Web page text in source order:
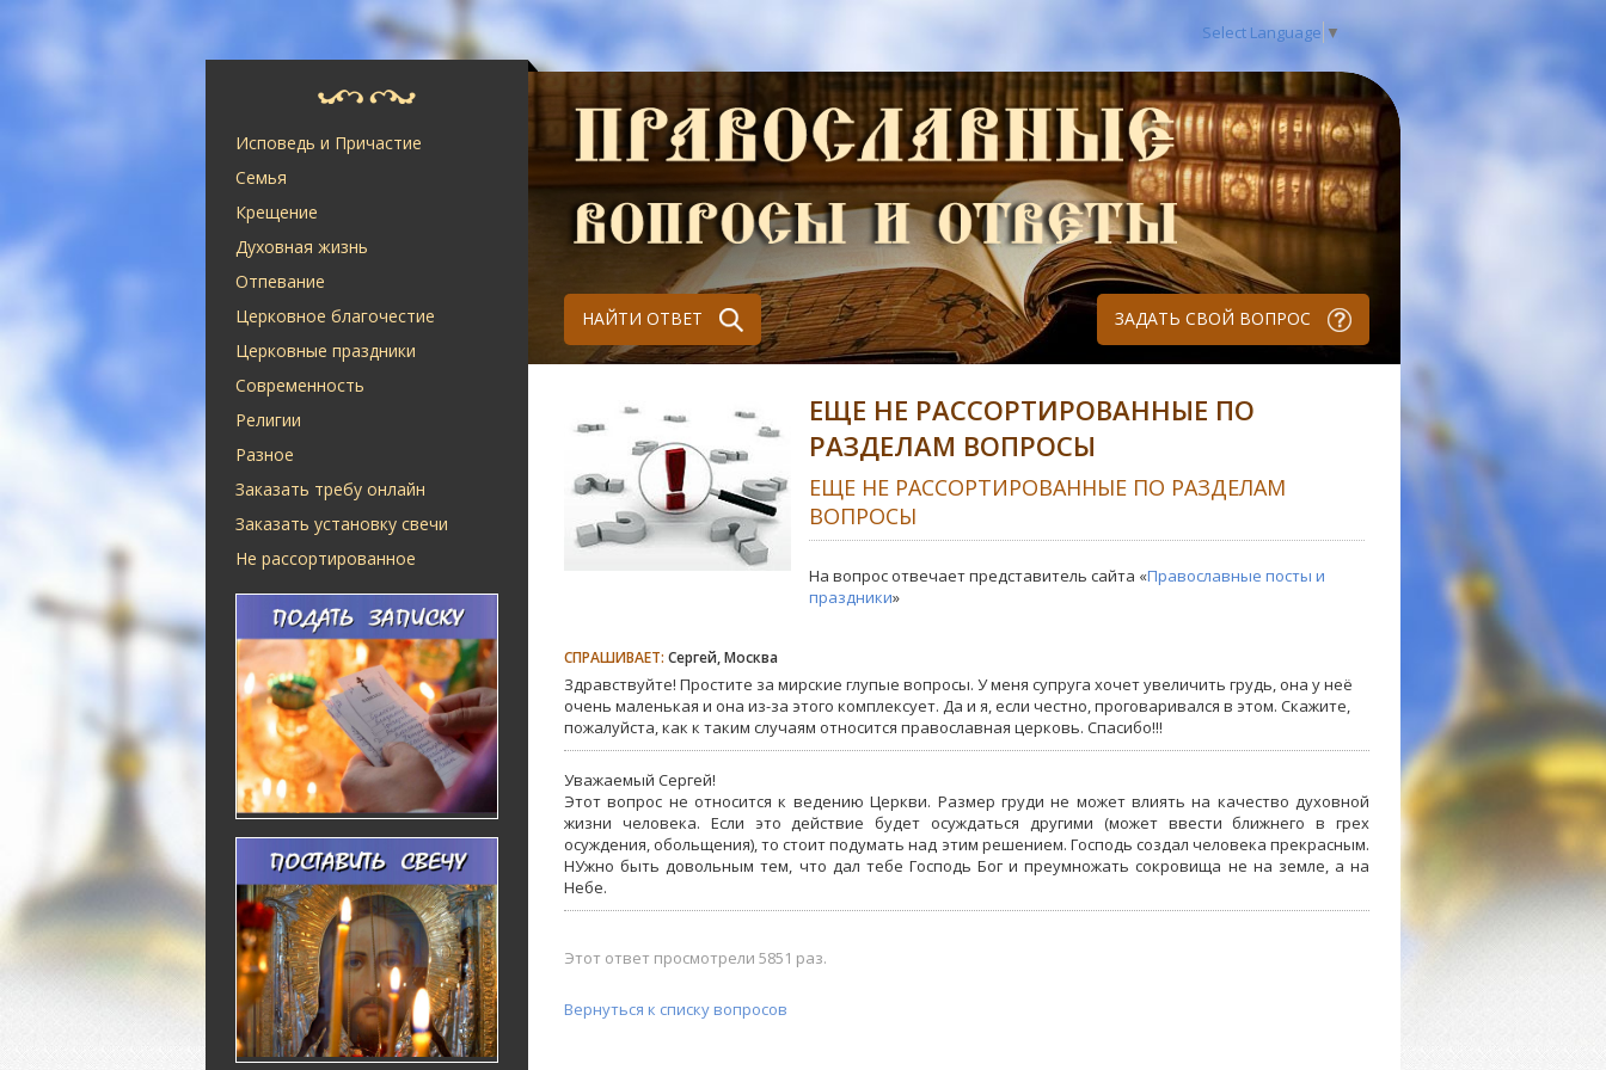
Select Language ▼
Исповедь и Причастие
Семья
Крещение
Духовная жизнь
Отпевание
Церковное благочестие
Церковные праздники
Современность
Религии
Разное
Заказать требу онлайн
Заказать установку свечи
Не рассортированное
НАЙТИ ОТВЕТ ЗАДАТЬ СВОЙ ВОПРОС
ЕЩЕ НЕ РАССОРТИРОВАННЫЕ ПО
РАЗДЕЛАМ ВОПРОСЫ
ЕЩЕ НЕ РАССОРТИРОВАННЫЕ ПО РАЗДЕЛАМ
ВОПРОСЫ
На вопрос отвечает представитель сайта «Православные посты и
праздники»
СПРАШИВАЕТ: Сергей, Москва
Здравствуйте! Простите за мирские глупые вопросы. У меня супруга хочет увеличить грудь, она у неё
очень маленькая и она из-за этого комплексует. Да и я, если честно, проговаривался в этом. Скажите,
пожалуйста, как к таким случаям относится православная церковь. Спасибо!!!
Уважаемый Сергей!
Этот вопрос не относится к ведению Церкви. Размер груди не может влиять на качество духовной
жизни человека. Если это действие будет осуждаться другими (может ввести ближнего в грех
осуждения, обольщения), то стоит подумать над этим решением. Господь создал человека прекрасным.
НУжно быть довольным тем, что дал тебе Господь Бог и преумножать сокровища не на земле, а на
Небе.
Этот ответ просмотрели 5851 раз.
Вернуться к списку вопросов